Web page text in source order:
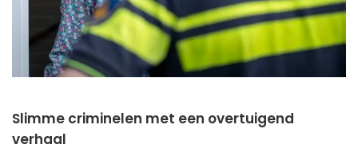
Slimme criminelen met een overtuigend
verhaal